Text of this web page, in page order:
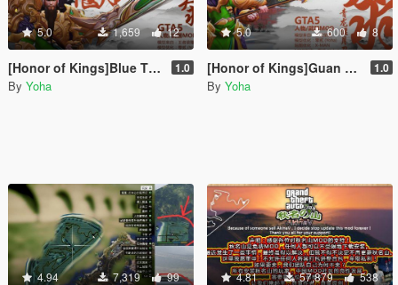
5.0 1,659 12
[Honor of Kings]Blue Tiger with Moon Sword blue-王者荣耀关羽青龙偃月刀 1.0
By Yoha
5.0 600 8
[Honor of Kings]Guan Yu-王者荣耀关羽人物 1.0
By Yoha
4.94 7,319 99 4.81 57,879 538